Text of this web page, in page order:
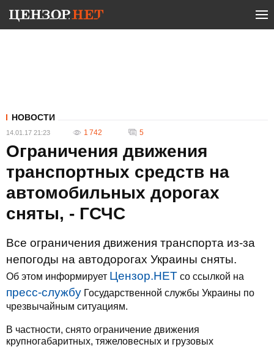
НОВОСТИ
14.01.17 21:23 1 742 5
Ограничения движения
транспортных средств на
автомобильных дорогах
сняты, - ГСЧС
Все ограничения движения транспорта из-за
непогоды на автодорогах Украины сняты.
Об этом информирует Цензор.НЕТ со ссылкой на
пресс-службу Государственной службы Украины по
чрезвычайным ситуациям.
В частности, снято ограничение движения
крупногабаритных, тяжеловесных и грузовых